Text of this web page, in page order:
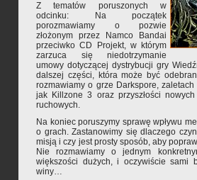
Z tematów poruszonych w
odcinku: Na początek
porozmawiamy o pozwie
złożonym przez Namco Bandai
przeciwko CD Projekt, w którym
zarzuca się niedotrzymanie
umowy dotyczącej dystrybucji gry
dalszej części, która może być
rozmawiamy o grze Darkspore,
jak Killzone 3 oraz przyszłości
ruchowych.
Na koniec poruszymy sprawę wpływu
o grach. Zastanowimy się dlaczego
misją i czy jest prosty sposób, aby
Nie rozmawiamy o jednym
większości dużych, i oczywiście
winy…